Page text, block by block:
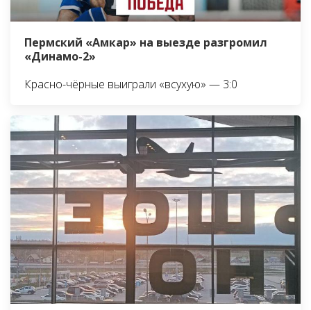
Пермский «Амкар» на выезде разгромил
«Динамо-2»
Красно-чёрные выиграли «всухую» — 3:0